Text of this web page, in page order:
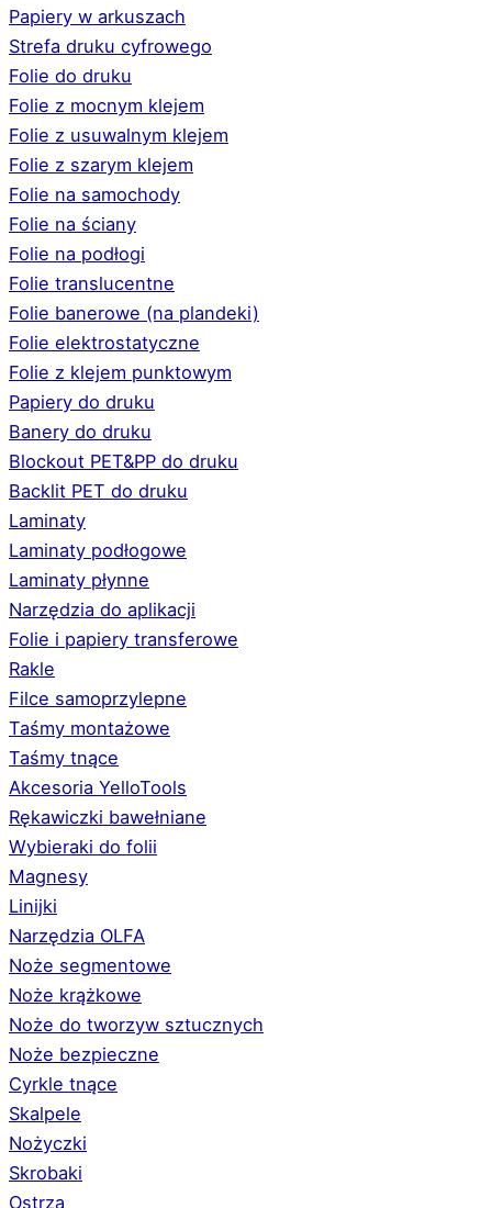
Papiery w arkuszach
Strefa druku cyfrowego
Folie do druku
Folie z mocnym klejem
Folie z usuwalnym klejem
Folie z szarym klejem
Folie na samochody
Folie na ściany
Folie na podłogi
Folie translucentne
Folie banerowe (na plandeki)
Folie elektrostatyczne
Folie z klejem punktowym
Papiery do druku
Banery do druku
Blockout PET&PP do druku
Backlit PET do druku
Laminaty
Laminaty podłogowe
Laminaty płynne
Narzędzia do aplikacji
Folie i papiery transferowe
Rakle
Filce samoprzylepne
Taśmy montażowe
Taśmy tnące
Akcesoria YelloTools
Rękawiczki bawełniane
Wybieraki do folii
Magnesy
Linijki
Narzędzia OLFA
Noże segmentowe
Noże krążkowe
Noże do tworzyw sztucznych
Noże bezpieczne
Cyrkle tnące
Skalpele
Nożyczki
Skrobaki
Ostrza